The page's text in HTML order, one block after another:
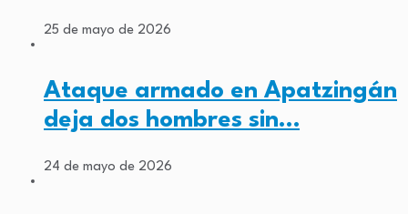
25 de mayo de 2026
Ataque armado en Apatzingán
deja dos hombres sin…
24 de mayo de 2026